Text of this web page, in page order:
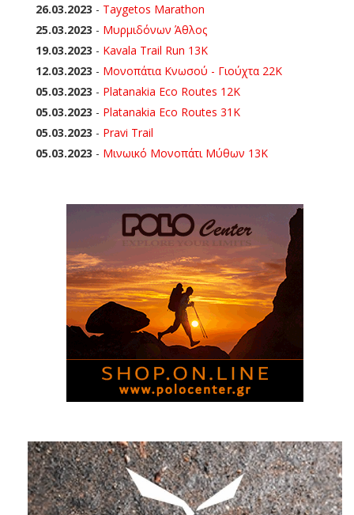
26.03.2023 - Taygetos Marathon
25.03.2023 - Μυρμιδόνων Άθλος
19.03.2023 - Kavala Trail Run 13K
12.03.2023 - Μονοπάτια Κνωσού - Γιούχτα 22Κ
05.03.2023 - Platanakia Eco Routes 12K
05.03.2023 - Platanakia Eco Routes 31K
05.03.2023 - Pravi Trail
05.03.2023 - Μινωικό Μονοπάτι Μύθων 13Κ